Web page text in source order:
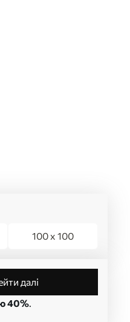
100 x 100
далі
40%.